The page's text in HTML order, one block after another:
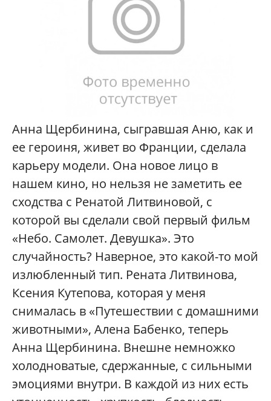
Анна Щербинина, сыгравшая Аню, как и
ее героиня, живет во Франции, сделала
карьеру модели. Она новое лицо в
нашем кино, но нельзя не заметить ее
сходства с Ренатой Литвиновой, с
которой вы сделали свой первый фильм
«Небо. Самолет. Девушка». Это
случайность? Наверное, это какой-то мой
излюбленный тип. Рената Литвинова,
Ксения Кутепова, которая у меня
снималась в «Путешествии с домашними
животными», Алена Бабенко, теперь
Анна Щербинина. Внешне немножко
холодноватые, сдержанные, с сильными
эмоциями внутри. В каждой из них есть